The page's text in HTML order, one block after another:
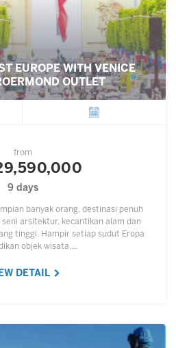
EUROPE WITH VENICE
OUTLET
from
9 days
banyak orang, destinasi penuh
seni arsitektur, kecantikan alam dan
tinggi. Hampir setiap sudut Eropa
objek wisata,…
DETAIL